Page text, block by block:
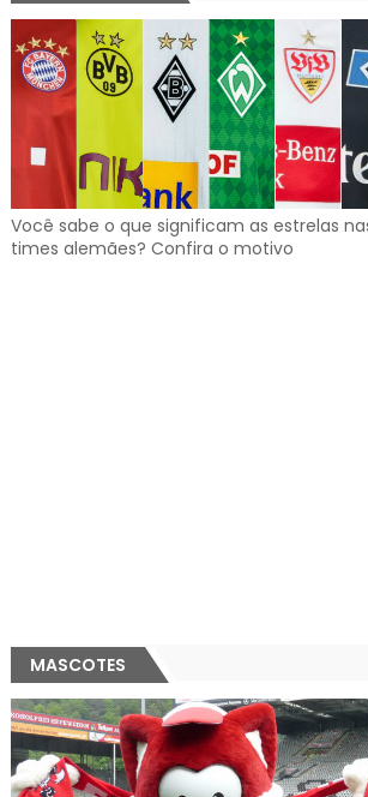
Você sabe o que significam as estrelas
times alemães? Confira o motivo
MASCOTES